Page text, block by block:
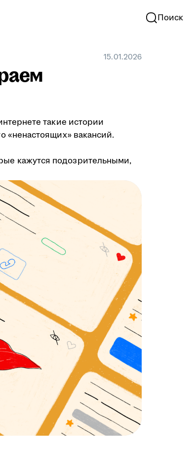
Поиск
15.01.2026
такие истории
«ненастоящих» вакансий.
кажутся подозрительными,